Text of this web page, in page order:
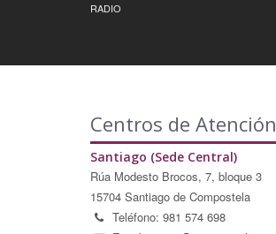
RADIO
Centros de Atención
Santiago (Sede Central)
Rúa Modesto Brocos, 7, bloque 3
15704 Santiago de Compostela
Teléfono: 981 574 698